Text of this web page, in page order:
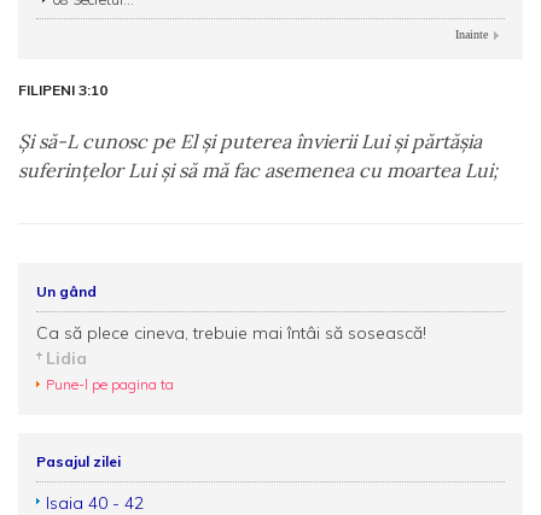
Inainte
FILIPENI 3:10
Şi să-L cunosc pe El şi puterea învierii Lui şi părtăşia
suferinţelor Lui şi să mă fac asemenea cu moartea Lui;
Un gând
Ca să plece cineva, trebuie mai întâi să sosească!
Lidia
Pune-l pe pagina ta
Pasajul zilei
Isaia 40 - 42